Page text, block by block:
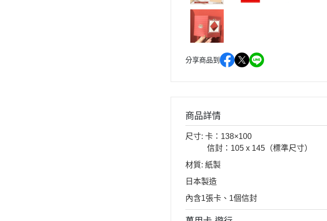
分享商品到
商品詳情
尺寸: 卡：138×100
信封：105 x 145（標準尺寸）
材質: 紙製
日本製造
內含1張卡、1個信封